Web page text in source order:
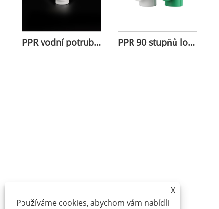
PPR vodní potrubí plastový kulička PPR 90 stupňů loketu pro změnu směru
X
Používáme cookies, abychom vám nabídli